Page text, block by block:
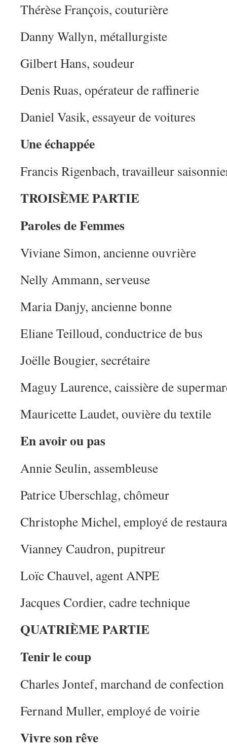
Thérèse François, couturière
Danny Wallyn, métallurgiste
Gilbert Hans, soudeur
Denis Ruas, opérateur de raffinerie
Daniel Vasik, essayeur de voitures
Une échappée
Francis Rigenbach, travailleur
TROISÈME PARTIE
Paroles de Femmes
Viviane Simon, ancienne ouvrière
Nelly Ammann, serveuse
Maria Danjy, ancienne bonne
Eliane Teilloud, conductrice de bus
Joëlle Bougier, secrétaire
Maguy Laurence, caissière de
Mauricette Laudet, ouvière du textile
En avoir ou pas
Annie Seulin, assembleuse
Patrice Uberschlag, chômeur
Christophe Michel, employé de
Vianney Caudron, pupitreur
Loïc Chauvel, agent ANPE
Jacques Cordier, cadre technique
QUATRIÈME PARTIE
Tenir le coup
Charles Jontef, marchand de confection
Fernand Muller, employé de voirie
Vivre son rêve